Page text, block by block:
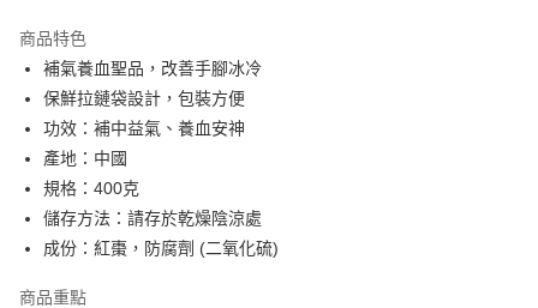
AlipayHK
PayMe
WeChat Pay
BoC Pay
其他轉帳方式
轉數快識別碼(FPS ID)：4042362 中國銀行戶口：012-875-1-240680-7 匯
商品特色
補氣養血聖品，改善手腳冰冷
保鮮拉鏈袋設計，包裝方便
功效：補中益氣、養血安神
產地：中國
規格：400克
儲存方法：請存於乾燥陰涼處
成份：紅棗，防腐劑 (二氧化硫)
商品重點